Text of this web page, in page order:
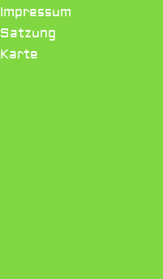
Impressum
Satzung
Karte